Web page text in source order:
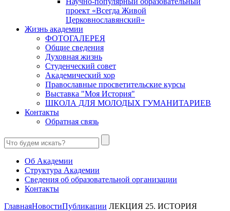
проект «Всегда Живой
Церковнославянский»
Жизнь академии
ФОТОГАЛЕРЕЯ
Общие сведения
Духовная жизнь
Студенческий совет
Академический хор
Православные просветительские курсы
Выставка "Моя История"
ШКОЛА ДЛЯ МОЛОДЫХ ГУМАНИТАРИЕВ
Контакты
Обратная связь
Об Академии
Структура Академии
Сведения об образовательной организации
Контакты
ГлавнаяНовостиПубликации ЛЕКЦИЯ 25. ИСТОРИЯ